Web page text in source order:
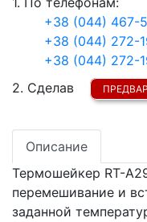
+38 (044) 467-
+38 (044) 272-
+38 (044) 272-
2. Сделав
Описание
Термошейкер RT-
перемешивание и
заданной